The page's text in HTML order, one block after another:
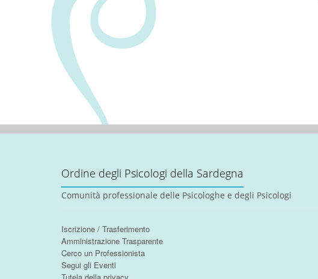
Ordine degli Psicologi della Sardegna
Comunità professionale delle Psicologhe e degli Psicologi
Iscrizione / Trasferimento
Amministrazione Trasparente
Cerco un Professionista
Segui gli Eventi